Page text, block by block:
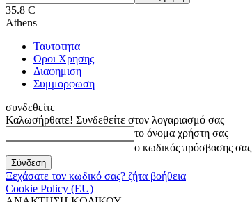
35.8 C
Athens
Ταυτοτητα
Οροι Χρησης
Διαφημιση
Συμμορφωση
συνδεθείτε
Καλωσήρθατε! Συνδεθείτε στον λογαριασμό σας
το όνομα χρήστη σας
ο κωδικός πρόσβασης σας
Ξεχάσατε τον κωδικό σας? ζήτα βοήθεια
Cookie Policy (EU)